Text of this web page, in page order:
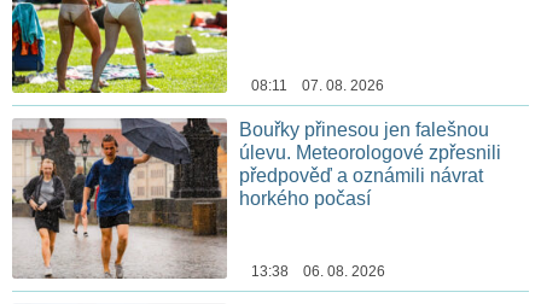
08:11 07. 08. 2026
Bouřky přinesou jen falešnou
úlevu. Meteorologové zpřesnili
předpověď a oznámili návrat
horkého počasí
13:38 06. 08. 2026